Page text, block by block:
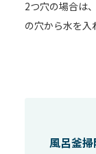
2つ穴の場合は
の穴から水を入
風呂釜